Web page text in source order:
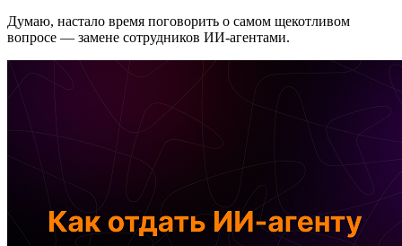
Думаю, настало время поговорить о самом щекотливом
вопросе — замене сотрудников ИИ-агентами.